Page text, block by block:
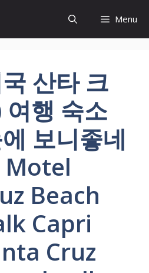
Menu
산타 크
여행 숙소
보니좋네
Motel
Beach
Capri
Cruz